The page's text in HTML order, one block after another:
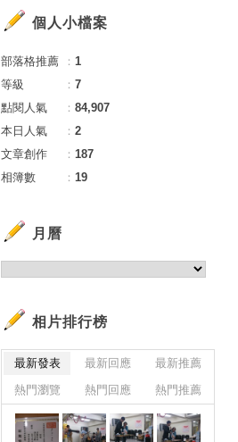
個人小檔案
部落格推薦 ： 1
等級
： 7
點閱人氣
： 84,907
本日人氣
： 2
文章創作
： 187
相簿數
： 19
月曆
相片排行榜
最新發表 最新回應
最新推薦
熱門瀏覽
熱門回應 熱門推薦